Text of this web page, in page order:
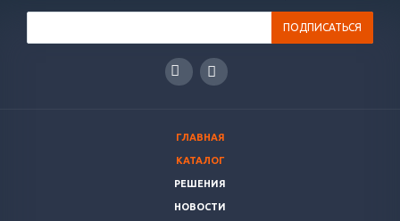
ГЛАВНАЯ
КАТАЛОГ
РЕШЕНИЯ
НОВОСТИ